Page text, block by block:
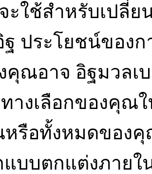
ะใช้สำหรับเปลี่
ฐ ประโยชน์ของ
คุณอาจ อิฐมวลเ
างเลือกของคุณ
หรือทั้งหมดของ
แบบตกแต่งภาย